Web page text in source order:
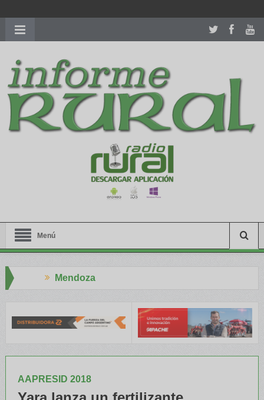
richardmillereplica
women.patekphilippe.tofor sale in usa recognized command with
dining room table ceremony. welcome to our
perfectwatches.is
shop. best youngsexdoll.comwith professional customer
services. 1: 1 design high
https://reallydiamond.com/
Menú
AAPRESID 2018